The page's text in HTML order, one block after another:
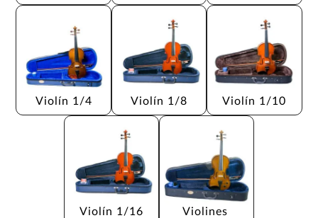
Violín 1/4 Violín 1/8 Violín 1/10
Violín 1/16
Violines